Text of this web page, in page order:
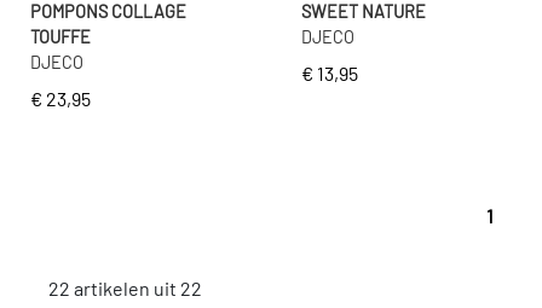
POMPONS COLLAGE
TOUFFE
DJECO
€ 23,95
SWEET NATURE
DJECO
€ 13,95
1
22 artikelen uit 22